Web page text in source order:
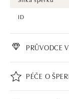
ID
PRŮVODCE
PÉČE O